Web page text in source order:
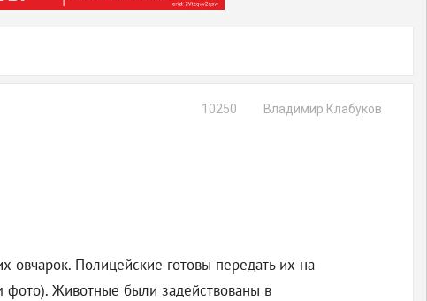
Владимир Клабуков
10250
Полицейские готовы передать их на
фото). Животные были задействованы в